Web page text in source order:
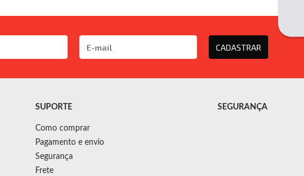
CADASTRAR
SUPORTE
Como comprar
Pagamento e envio
Segurança
Frete
SEGURANÇA